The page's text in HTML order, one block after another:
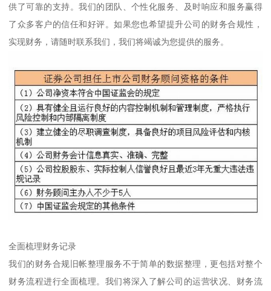
供了可靠的支持。我们的团队、个性化服务、及时响应和服务赢得
了众多客户的信任和好评。如果您也希望提升公司的财务合规性，
实现财务，请随时联系我们，我们将竭诚为您提供的服务。
全面梳理财务记录
我们的财务合规旧帐整理服务不于简单的数据整理，更包括对整个
财务流程进行全面梳理。我们将深入了解公司的运营状况、财务流